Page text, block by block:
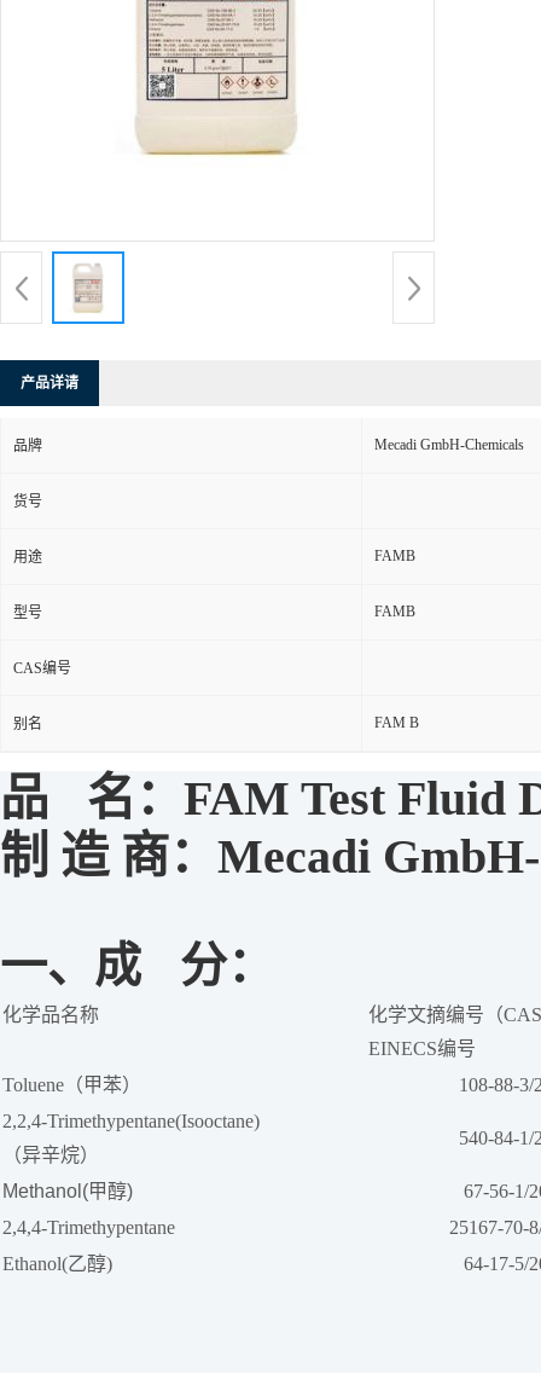
产品详请
品牌 Mecadi GmbH-Chemicals
货号
用途 FAMB
型号 FAMB
CAS编号
别名 FAM B
品 名： FAM Test Fluid
制 造 商：Mecadi
一、 成 分：
化学品名称
化学文摘编号（
EINECS编号
Toluene（甲苯）
108-88-3/
2,2,4-Trimethypentane(Isooctane)
（异辛烷）
540-84-1/
Methanol(甲醇)
67-56-1/
2,4,4-Trimethypentane
25167-70-
Ethanol(乙醇)
64-17-5/